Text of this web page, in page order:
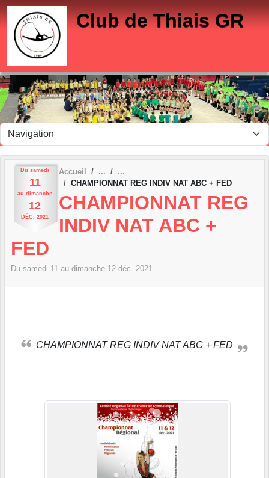
Club de Thiais GR
Du samedi
11
au dimanche
12
DÉC. 2021
Accueil
CHAMPIONNAT REG INDIV NAT ABC + FED
CHAMPIONNAT REG
INDIV NAT ABC +
FED
Du samedi 11 au dimanche 12 déc. 2021
CHAMPIONNAT REG INDIV NAT ABC + FED
Panneau de gestion des cookies